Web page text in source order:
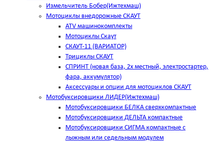
Измельчитель Бобер(Ижтехмаш)
Мотоциклы внедорожные СКАУТ
ATV машинокомплекты
Мотоциклы Скаут
СКАУТ-11 (ВАРИАТОР)
Трициклы СКАУТ
СПРИНТ (новая база, 2х местный, электростартер,
фара, аккумулятор)
Аксессуары и опции для мотоциклов СКАУТ
Мотобуксировщики ЛИДЕР(Ижтехмаш)
Мотобуксировщики БЕЛКА сверхкомпактные
Мотобуксировщики ДЕЛЬТА компактные
Мотобуксировщики СИГМА компактные с
лыжным или седельным модулем